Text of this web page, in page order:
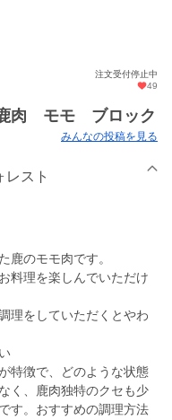
注文受付停止中
49
肉 モモ ブロック
みんなの投稿を見る
レスト
鹿のモモ肉です。
料理を楽しんでいただけ
理をしていただくとやわ
特徴で、どのような状態
く、鹿肉独特のクセも少
す。おすすめの調理方法